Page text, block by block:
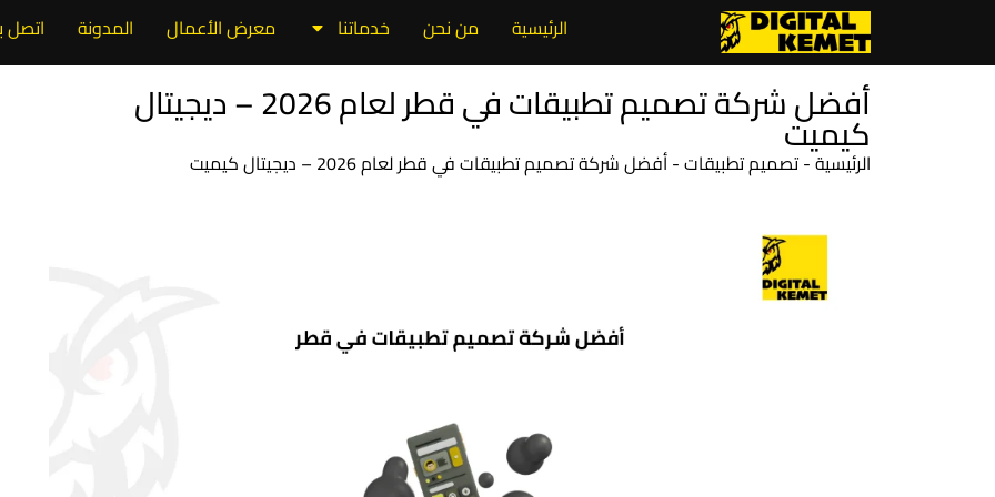
الرئيسية من نحن خدماتنا معرض الأعمال المدونة اتصل
أفضل شركة تصميم تطبيقات في قطر لعام 2026 – ديجيتال
كيميت
الرئيسية-تصميم تطبيقات-أفضل شركة تصميم تطبيقات في قطر لعام 2026 – ديجيتال كيميت